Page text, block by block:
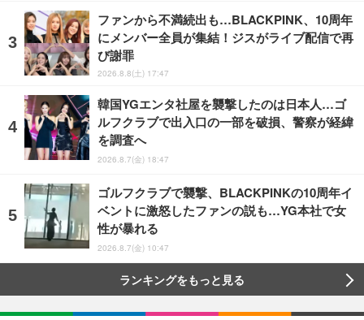
ファンから不満続出も…BLACKPINK、10周年
にメンバー全員が集結！ジスがライブ配信で再
び謝罪
2026.8.8(土) 17:47
韓国YGエンタ社屋を襲撃したのは日本人…ゴ
ルフクラブで出入口の一部を破損、警察が経緯
を調査へ
2026.8.7(金) 18:47
ゴルフクラブで襲撃、BLACKPINKの10周年イ
ベントに激怒したファンの説も…YG本社で女
性が暴れる
2026.8.7(金) 10:47
ランキングをもっと見る